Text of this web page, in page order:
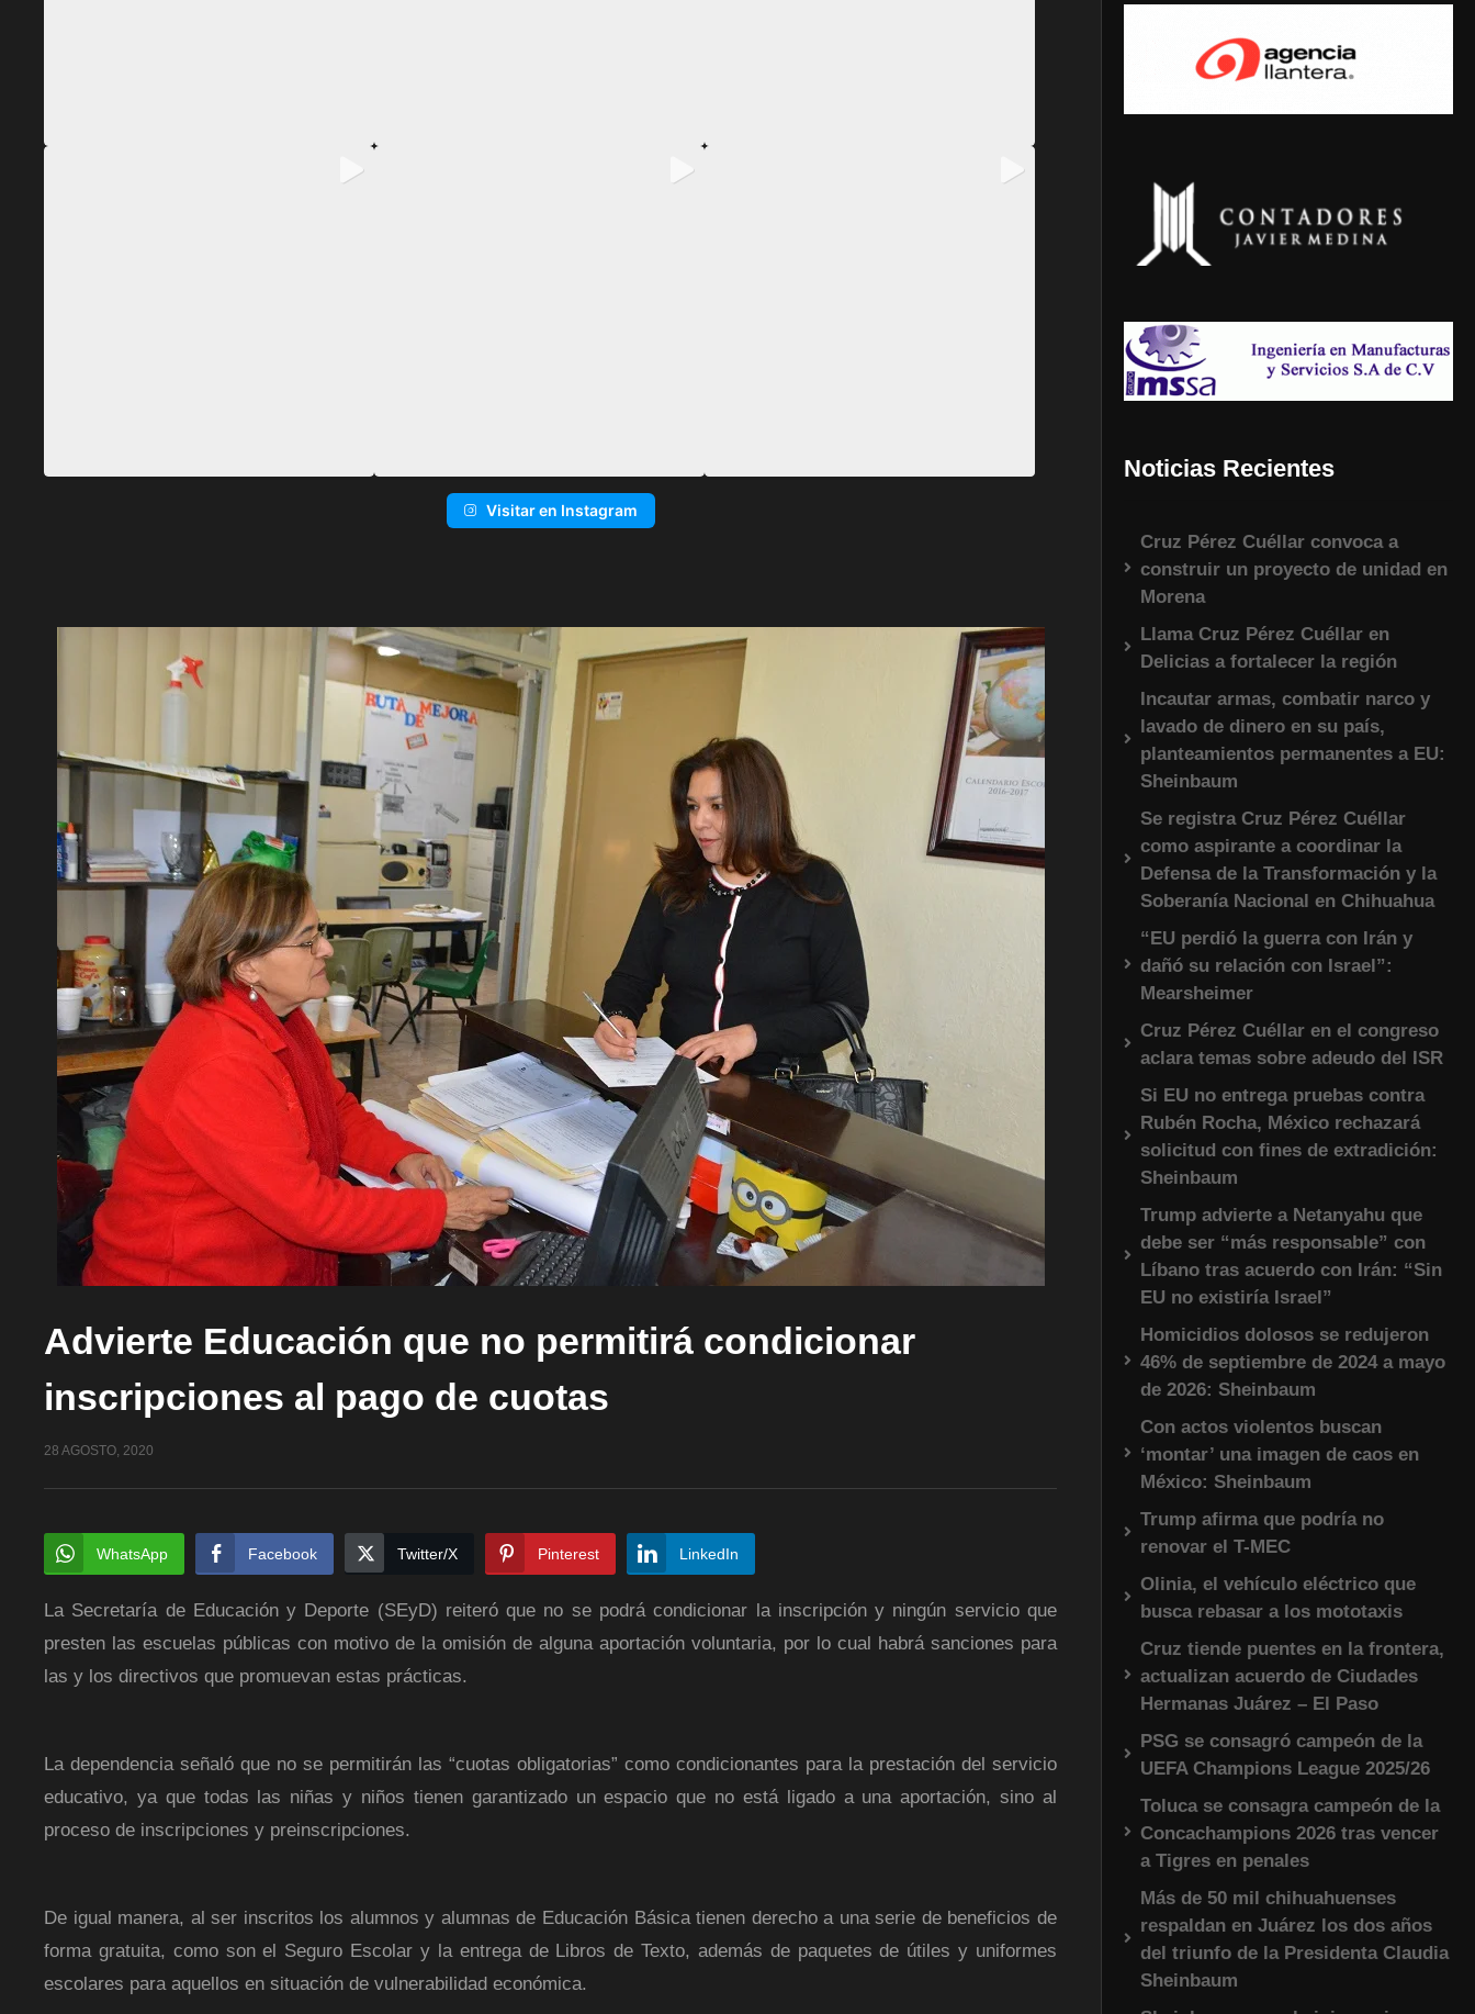
Visitar en Instagram
Advierte Educación que no permitirá condicionar
inscripciones al pago de cuotas
28 AGOSTO, 2020
WhatsApp Facebook Twitter/X Pinterest LinkedIn
La Secretaría de Educación y Deporte (SEyD) reiteró que no se podrá condicionar la inscripción y ningún servicio que
presten las escuelas públicas con motivo de la omisión de alguna aportación voluntaria, por lo cual habrá sanciones para
las y los directivos que promuevan estas prácticas.
La dependencia señaló que no se permitirán las “cuotas obligatorias” como condicionantes para la prestación del servicio
educativo, ya que todas las niñas y niños tienen garantizado un espacio que no está ligado a una aportación, sino al
proceso de inscripciones y preinscripciones.
De igual manera, al ser inscritos los alumnos y alumnas de Educación Básica tienen derecho a una serie de beneficios de
forma gratuita, como son el Seguro Escolar y la entrega de Libros de Texto, además de paquetes de útiles y uniformes
escolares para aquellos en situación de vulnerabilidad económica.
Noticias Recientes
Cruz Pérez Cuéllar convoca a
construir un proyecto de unidad en
Morena
Llama Cruz Pérez Cuéllar en
Delicias a fortalecer la región
Incautar armas, combatir narco y
lavado de dinero en su país,
planteamientos permanentes a EU:
Sheinbaum
Se registra Cruz Pérez Cuéllar
como aspirante a coordinar la
Defensa de la Transformación y la
Soberanía Nacional en Chihuahua
“EU perdió la guerra con Irán y
dañó su relación con Israel”:
Mearsheimer
Cruz Pérez Cuéllar en el congreso
aclara temas sobre adeudo del ISR
Si EU no entrega pruebas contra
Rubén Rocha, México rechazará
solicitud con fines de extradición:
Sheinbaum
Trump advierte a Netanyahu que
debe ser “más responsable” con
Líbano tras acuerdo con Irán: “Sin
EU no existiría Israel”
Homicidios dolosos se redujeron
46% de septiembre de 2024 a mayo
de 2026: Sheinbaum
Con actos violentos buscan
‘montar’ una imagen de caos en
México: Sheinbaum
Trump afirma que podría no
renovar el T-MEC
Olinia, el vehículo eléctrico que
busca rebasar a los mototaxis
Cruz tiende puentes en la frontera,
actualizan acuerdo de Ciudades
Hermanas Juárez – El Paso
PSG se consagró campeón de la
UEFA Champions League 2025/26
Toluca se consagra campeón de la
Concachampions 2026 tras vencer
a Tigres en penales
Más de 50 mil chihuahuenses
respaldan en Juárez los dos años
del triunfo de la Presidenta Claudia
Sheinbaum